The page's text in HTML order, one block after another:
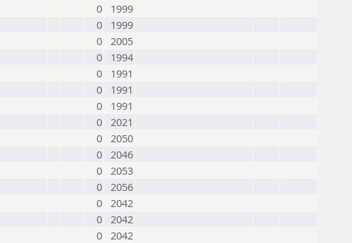
0
1999
0
1999
0 2005
0
1994
0
1991
0
1991
0
1991
0 2021
0 2050
0 2046
0 2053
0 2056
0 2042
0 2042
0 2042